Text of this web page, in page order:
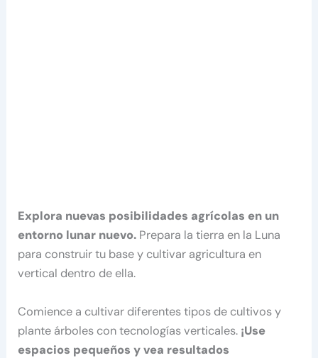
Explora nuevas posibilidades agrícolas en un
entorno lunar nuevo. Prepara la tierra en la Luna
para construir tu base y cultivar agricultura en
vertical dentro de ella.
Comience a cultivar diferentes tipos de cultivos y
plante árboles con tecnologías verticales. ¡Use
espacios pequeños y vea resultados